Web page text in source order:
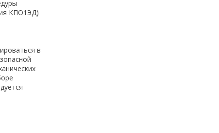
КПО1ЭД)
в